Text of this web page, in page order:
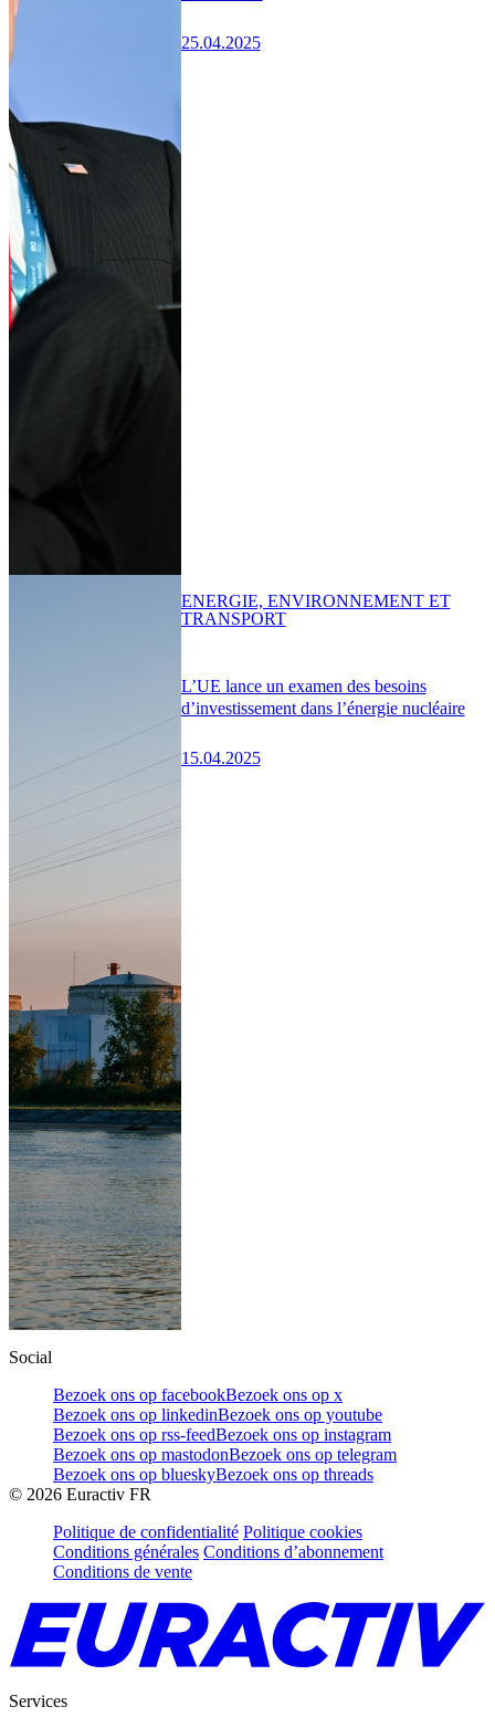
25.04.2025
L’UE lance un examen des besoins
d’investissement dans l’énergie nucléaire
15.04.2025
ENERGIE, ENVIRONNEMENT ET
TRANSPORT
Social
Bezoek ons op facebookBezoek ons op x
Bezoek ons op linkedinBezoek ons op youtube
Bezoek ons op rss-feedBezoek ons op instagram
Bezoek ons op mastodonBezoek ons op telegram
Bezoek ons op blueskyBezoek ons op threads
© 2026 Euractiv FR
Politique de confidentialité Politique cookies
Conditions générales Conditions d’abonnement
Conditions de vente
Services